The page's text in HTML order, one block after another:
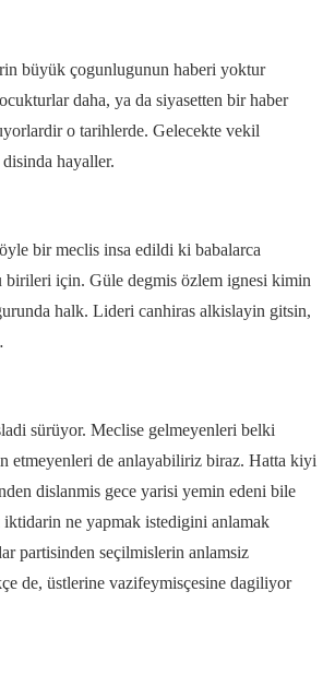
büyük çogunlugunun haberi yoktur
daha, ya da siyasetten bir haber
o tarihlerde. Gelecekte vekil
hayaller.
bir meclis insa edildi ki babalarca
birileri için. Güle degmis özlem ignesi kimin
halk. Lideri canhiras alkislayin gitsin,
sürüyor. Meclise gelmeyenleri belki
etmeyenleri de anlayabiliriz biraz. Hatta kiyi
dislanmis gece yarisi yemin edeni bile
ne yapmak istedigini anlamak
partisinden seçilmislerin anlamsiz
de, üstlerine vazifeymisçesine dagiliyor